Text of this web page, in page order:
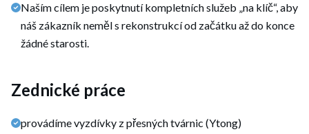
Naším cílem je poskytnutí kompletních služeb „na klíč“, aby
náš zákazník neměl s rekonstrukcí od začátku až do konce
žádné starosti.
Zednické práce
provádíme vyzdívky z přesných tvárnic (Ytong)